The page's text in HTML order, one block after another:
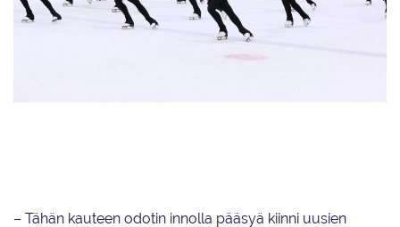
– Tähän kauteen odotin innolla pääsyä kiinni uusien